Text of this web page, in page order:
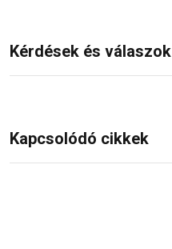
Kérdések és válaszok
Kapcsolódó cikkek